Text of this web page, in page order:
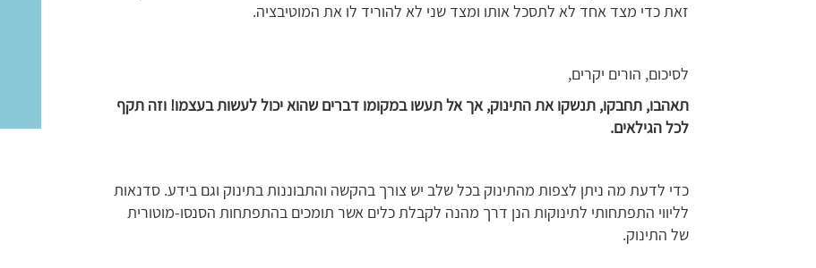
זאת כדי מצד אחד לא לתסכל אותו ומצד שני לא להוריד לו את המוטיבציה.
לסיכום, הורים יקרים,
תאהבו, תחבקו, תנשקו את התינוק, אך אל תעשו במקומו דברים שהוא יכול לעשות בעצמו! וזה תקף
לכל הגילאים.
כדי לדעת מה ניתן לצפות מהתינוק בכל שלב יש צורך בהקשה והתבוננות בתינוק וגם בידע. סדנאות
לליווי התפתחותי לתינוקות הנן דרך מהנה לקבלת כלים אשר תומכים בהתפתחות הסנסו-מוטורית
של התינוק.